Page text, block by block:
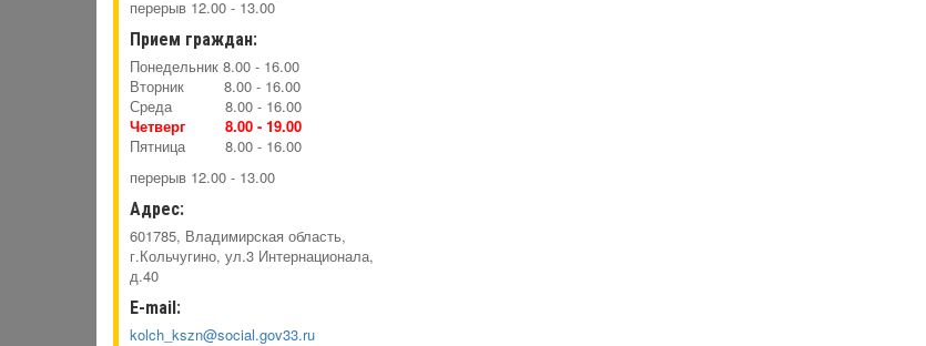
перерыв 12.00 - 13.00
Прием граждан:
Понедельник 8.00 - 16.00
Вторник 8.00 - 16.00
Среда 8.00 - 16.00
Четверг 8.00 - 19.00
Пятница 8.00 - 16.00
перерыв 12.00 - 13.00
Адрес:
601785, Владимирская область,
г.Кольчугино, ул.3 Интернационала,
д.40
E-mail:
kolch_kszn@social.gov33.ru